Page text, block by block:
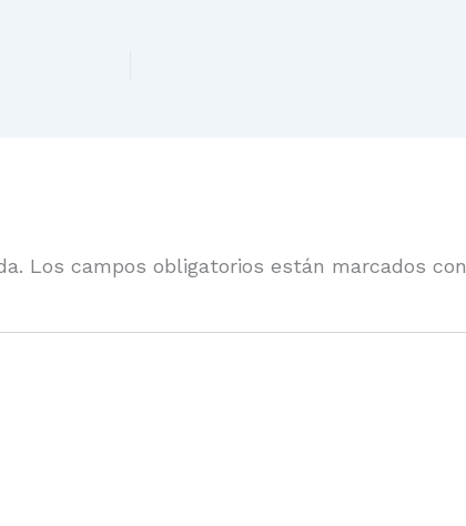
Los campos obligatorios están marcados con